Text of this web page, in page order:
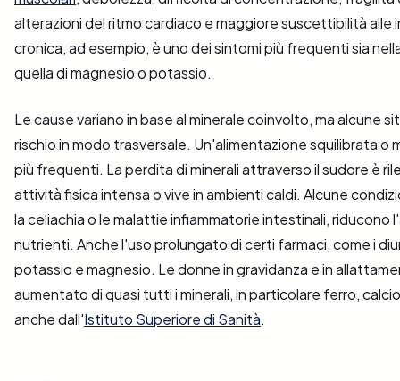
alterazioni del ritmo cardiaco e maggiore suscettibilità alle
cronica, ad esempio, è uno dei sintomi più frequenti sia
quella di magnesio o potassio.
Le cause variano in base al minerale coinvolto, ma alcune
rischio in modo trasversale. Un'alimentazione squilibrata o
più frequenti. La perdita di minerali attraverso il sudore è
attività fisica intensa o vive in ambienti caldi. Alcune
la celiachia o le malattie infiammatorie intestinali, riducono
nutrienti. Anche l'uso prolungato di certi farmaci, come i
potassio e magnesio. Le donne in gravidanza e in
aumentato di quasi tutti i minerali, in particolare ferro,
anche dall'Istituto Superiore di Sanità.